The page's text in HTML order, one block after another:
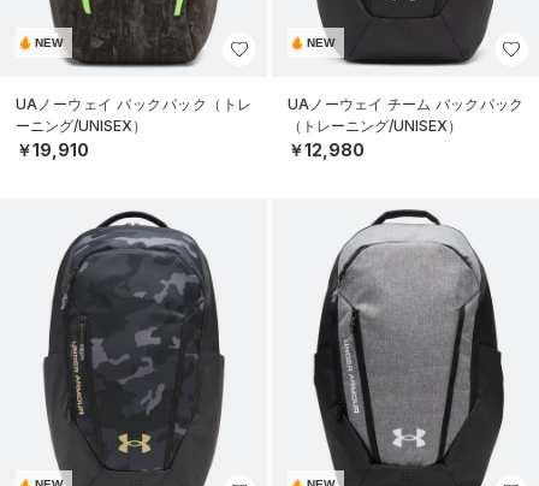
NEW
UAノーウェイ バックパック（トレ
ーニング/UNISEX）
￥19,910
NEW
UAノーウェイ チーム バックパック
（トレーニング/UNISEX）
￥12,980